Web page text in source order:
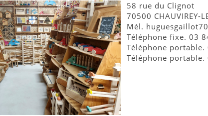
58 rue du Clignot
70500 CHAUVIREY-
Mél.
Téléphone fixe. 03
Téléphone
Téléphone